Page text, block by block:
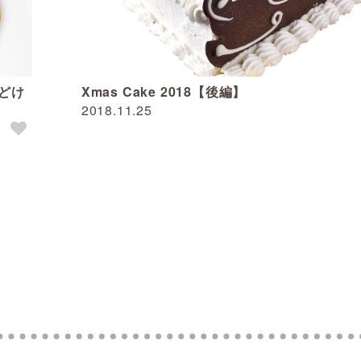
け
2018.11.25
Xmas Cake 2018【後編】